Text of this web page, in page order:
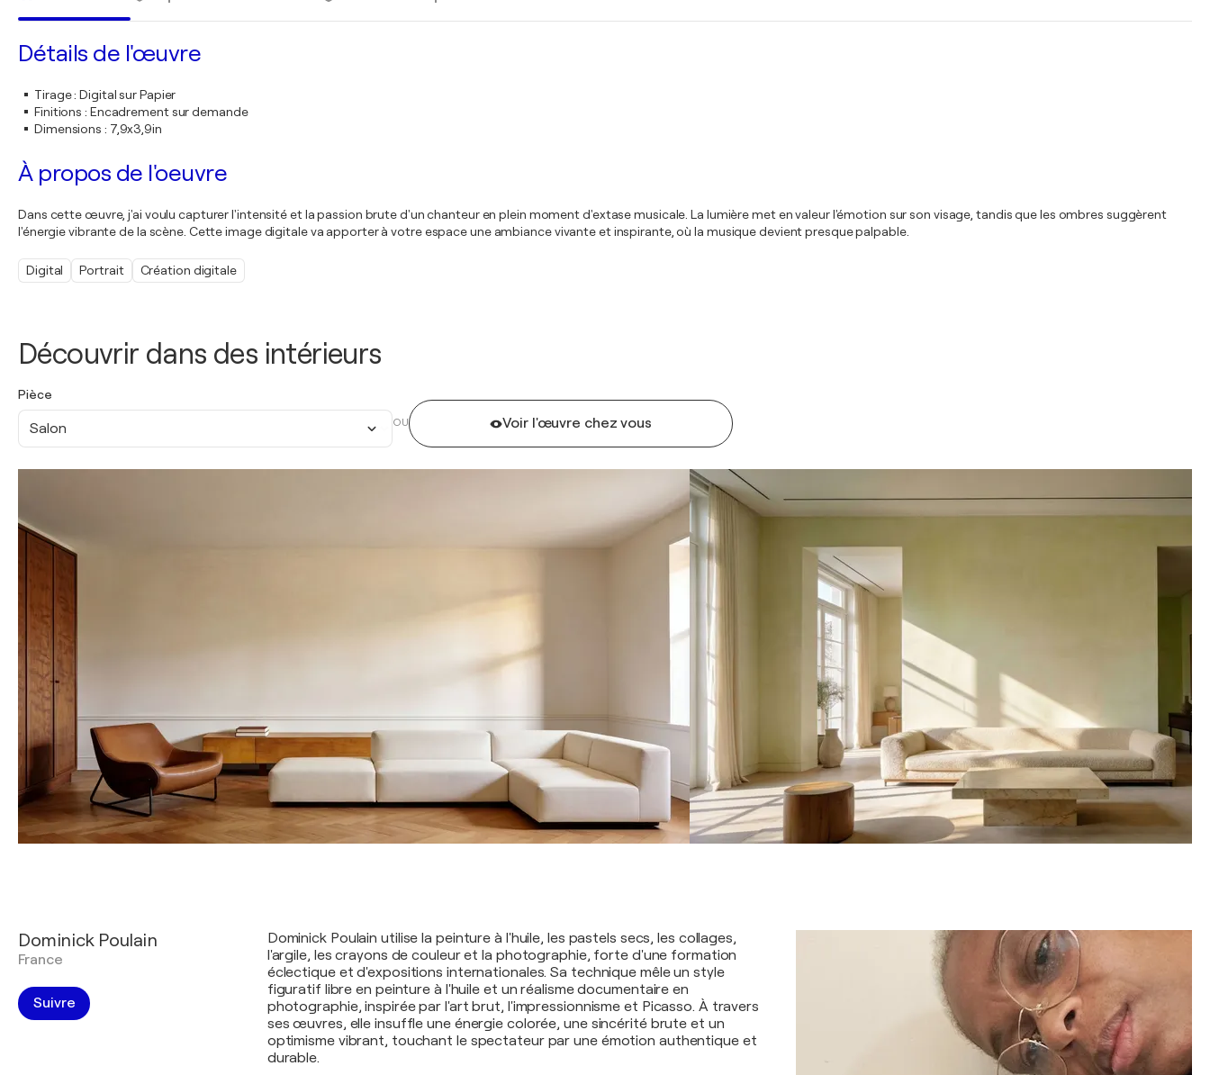
Découvrir dans des intérieurs
Pièce
Salon OU Voir l'œuvre chez vous
Détails de l'œuvre
Tirage:Digital sur Papier
Finitions : Encadrement sur demande
Dimensions : 7,9x3,9in
À propos de l'oeuvre
Dans cette œuvre, j'ai voulu capturer l'intensité et la passion brute d'un chanteur en plein moment d'extase musicale. La lumière met en valeur l'émotion sur son visage, tandis que les ombres suggèrent
l'énergie vibrante de la scène. Cette image digitale va apporter à votre espace une ambiance vivante et inspirante, où la musique devient presque palpable.
Digital Portrait Création digitale
Dominick Poulain
France
Suivre
Dominick Poulain utilise la peinture à l'huile, les pastels secs, les collages,
l'argile, les crayons de couleur et la photographie, forte d'une formation
éclectique et d'expositions internationales. Sa technique mêle un style
figuratif libre en peinture à l'huile et un réalisme documentaire en
photographie, inspirée par l'art brut, l'impressionnisme et Picasso. À travers
ses œuvres, elle insuffle une énergie colorée, une sincérité brute et un
optimisme vibrant, touchant le spectateur par une émotion authentique et
durable.